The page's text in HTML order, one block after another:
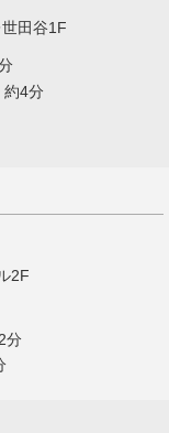
田谷1F
約4分
2F
分